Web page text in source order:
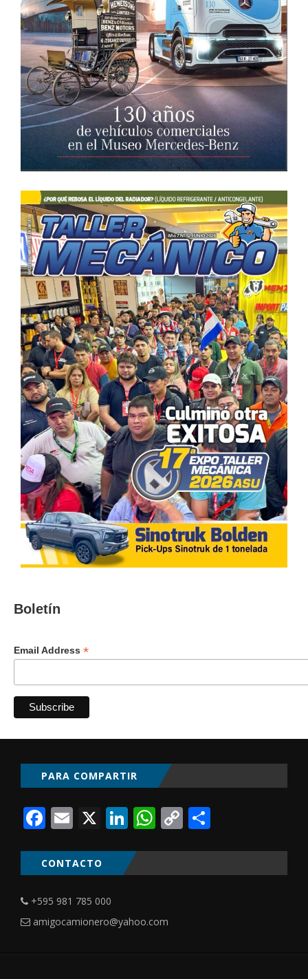
Boletín
Email Address *
PARA COMPARTIR
Facebook
Email
X LinkedIn
WhatsApp
Copy
CONTACTO
+595 981 785 000
amigocamionero@yahoo.com